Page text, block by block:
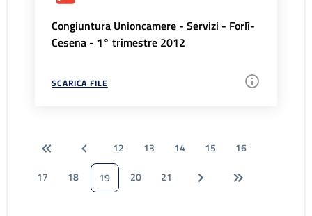
Congiuntura Unioncamere - Servizi - Forlì-
Cesena - 1° trimestre 2012
SCARICA FILE
12 13 14 15
16
17
18 19 20 21